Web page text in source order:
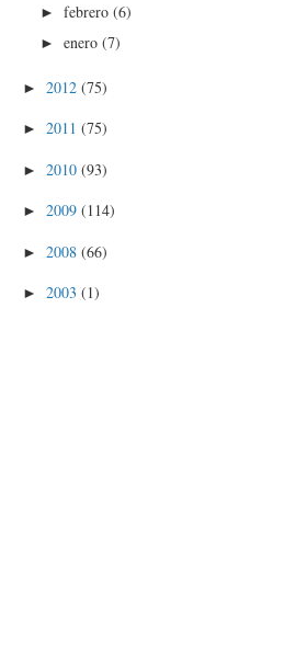
►febrero(6)
►enero(7)
► 2012 (75)
► 2011 (75)
► 2010 (93)
► 2009 (114)
► 2008 (66)
► 2003 (1)